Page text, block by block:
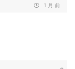
1 月 前